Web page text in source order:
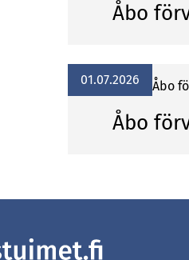
Åbo
01.07.2026 Åbo
Åbo